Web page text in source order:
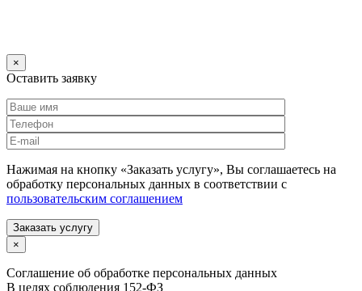
×
Оставить заявку
Нажимая на кнопку «Заказать услугу», Вы соглашаетесь на
обработку персональных данных в соответствии с
пользовательским соглашением
Заказать услугу
×
Соглашение об обработке персональных данных
В целях соблюдения 152-ФЗ